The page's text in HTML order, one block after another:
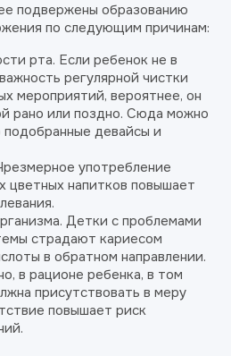
подвержены образованию
по следующим причинам:
рта. Если ребенок не в
регулярной чистки
мероприятий, вероятнее, он
рано или поздно. Сюда можно
подобранные девайсы и
употребление
цветных напитков повышает
Детки с проблемами
страдают кариесом
в обратном направлении.
в рационе ребенка, в том
присутствовать в меру
повышает риск